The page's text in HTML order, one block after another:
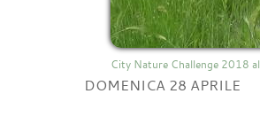
City Nature Challenge 2018
DOMENICA 28 APRILE